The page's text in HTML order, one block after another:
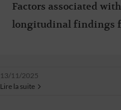
Factors associated
longitudinal findings
13/11/2025
Lire la suite